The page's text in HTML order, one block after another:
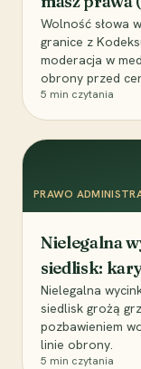
Wolność słowa
granice z
moderacja w
obrony przed
5 min czytania
PRAWO
Nielegalna
siedlisk:
Nielegalna
siedlisk grożą
pozbawieniem
linie obrony.
5 min czytania